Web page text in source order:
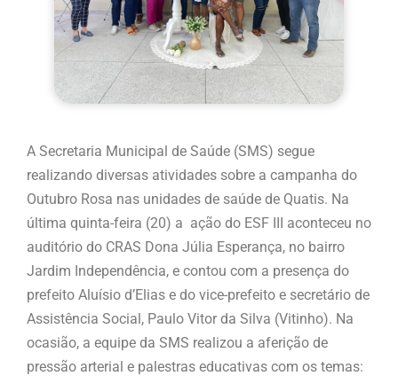
A Secretaria Municipal de Saúde (SMS) segue
realizando diversas atividades sobre a campanha do
Outubro Rosa nas unidades de saúde de Quatis. Na
última quinta-feira (20) a ação do ESF III aconteceu no
auditório do CRAS Dona Júlia Esperança, no bairro
Jardim Independência, e contou com a presença do
prefeito Aluísio d’Elias e do vice-prefeito e secretário de
Assistência Social, Paulo Vitor da Silva (Vitinho). Na
ocasião, a equipe da SMS realizou a aferição de
pressão arterial e palestras educativas com os temas: